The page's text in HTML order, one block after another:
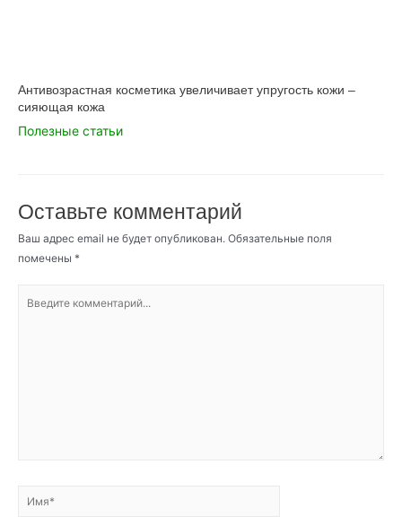
Антивозрастная косметика увеличивает упругость кожи –
сияющая кожа
Полезные статьи
Оставьте комментарий
Ваш адрес email не будет опубликован. Обязательные поля
помечены *
комментарий...
Имя*